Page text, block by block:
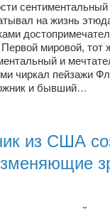
Садовский
сентиментальный
на жизнь
мировой, тот
и
чиркал пейзажи
и бывший…
из США